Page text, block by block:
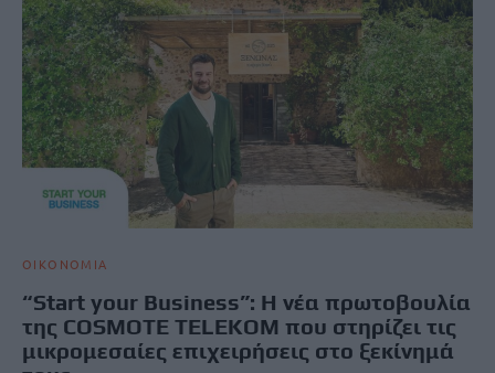
ΟΙΚΟΝΟΜΙΑ
“Start your Business”: Η νέα πρωτοβουλία
της COSMOTE TELEKOM που στηρίζει τις
μικρομεσαίες επιχειρήσεις στο ξεκίνημά